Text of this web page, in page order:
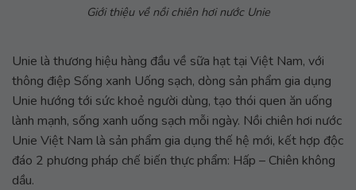
Giới thiệu về nồi chiên hơi nước Unie
Unie là thương hiệu hàng đầu về sữa hạt tại Việt Nam, với
thông điệp Sống xanh Uống sạch, dòng sản phẩm gia dụng
Unie hướng tới sức khoẻ người dùng, tạo thói quen ăn uống
lành mạnh, sống xanh uống sạch mỗi ngày. Nồi chiên hơi nước
Unie Việt Nam là sản phẩm gia dụng thế hệ mới, kết hợp độc
đáo 2 phương pháp chế biến thực phẩm: Hấp – Chiên không
dầu.